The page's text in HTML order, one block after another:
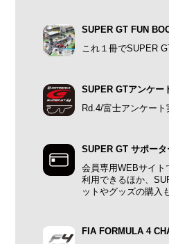
SUPER GT FUN
これ１冊でSUPER
SUPER GTアンケー
Rd.4/富士アンケー
SUPER GT サポー
会員専用WEBサイト
利用できるほか、
ットやグッズの購入
FIA FORMULA 4